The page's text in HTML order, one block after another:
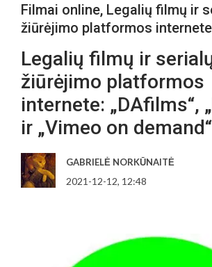
Filmai online, Legalių filmų ir
žiūrėjimo platformos internete
Legalių filmų ir
žiūrėjimo platformos
internete: „DAfilms“,
ir „Vimeo on demand“
GABRIELĖ NORKŪNAITĖ
2021-12-12, 12:48